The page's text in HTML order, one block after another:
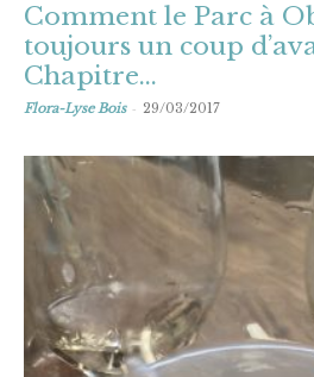
Comment le Parc à
toujours un coup
Chapitre...
Flora-Lyse Bois - 29/03/2017